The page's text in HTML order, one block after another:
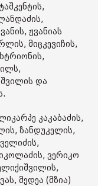
ჟვანიას
მიცკევიჩის,
და
კაკაბაძის,
ზანდუკელის,
ვერიკო
მედეა (მზია)